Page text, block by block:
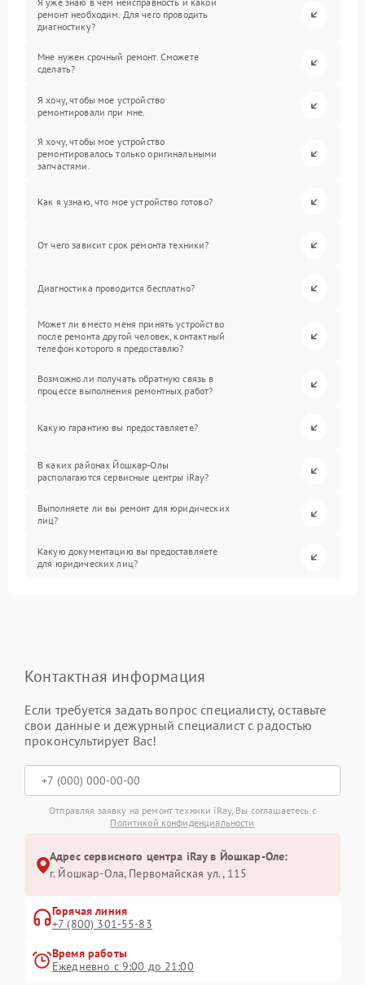
ремонт необходим. Для чего проводить
диагностику?
Мне нужен срочный ремонт. Сможете
сделать?
Я хочу, чтобы мое устройство
ремонтировали при мне.
Я хочу, чтобы мое устройство
ремонтировалось только оригинальными
запчастями.
Как я узнаю, что мое устройство готово?
От чего зависит срок ремонта техники?
Диагностика проводится бесплатно?
Может ли вместо меня принять устройство
после ремонта другой человек, контактный
телефон которого я предоставлю?
Возможно ли получать обратную связь в
процессе выполнения ремонтных работ?
Какую гарантию вы предоставляете?
В каких районах Йошкар-Олы
располагаются сервисные центры iRay?
Выполняете ли вы ремонт для юридических
лиц?
Какую документацию вы предоставляете
для юридических лиц?
Контактная информация
Если требуется задать вопрос специалисту, оставьте
свои данные и дежурный специалист с радостью
проконсультирует Вас!
Отправляя заявку на ремонт техники iRay, Вы соглашаетесь с
Политикой конфиденциальности
Адрес сервисного центра iRay в Йошкар-Оле:
г. Йошкар-Ола, Первомайская ул., 115
Горячая линия
+7 (800) 301-55-83
Время работы
Ежедневно с 9:00 до 21:00